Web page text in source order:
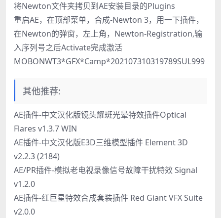
将Newton文件夹拷贝到AE安装目录的Plugins
重启AE，在顶部菜单，合成-Newton 3，用一下插件，
在Newton的弹窗，左上角，Newton-Registration,输
入序列号之后Activate完成激活
MOBONWT3*GFX*Camp*202107310319789SUL999
其他推荐:
AE插件-中文汉化版镜头耀斑光晕特效插件Optical
Flares v1.3.7 WIN
AE插件-中文汉化版E3D三维模型插件 Element 3D
v2.2.3 (2184)
AE/PR插件-模拟老电视录像信号故障干扰特效 Signal
v1.2.0
AE插件-红巨星特效合成套装插件 Red Giant VFX Suite
v2.0.0